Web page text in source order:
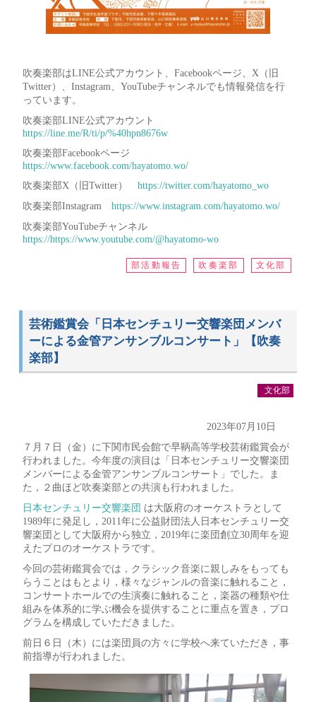
吹奏楽部はLINE公式アカウント、Facebookページ、X（旧
Twitter）、Instagram、YouTubeチャンネルでも情報発信を行
っています。
吹奏楽部LINE公式アカウント
https://line.me/R/ti/p/%40hpn8676w
吹奏楽部Facebookページ
https://www.facebook.com/hayatomo.wo/
吹奏楽部X（旧Twitter）https://twitter.com/hayatomo_wo
吹奏楽部Instagramhttps://www.instagram.com/hayatomo.wo/
吹奏楽部YouTubeチャンネル
https://https://www.youtube.com/@hayatomo-wo
部活動報告 吹奏楽部 文化部
芸術鑑賞会「日本センチュリー交響楽団メンバ
ーによる金管アンサンブルコンサート」【吹奏
楽部】
文化部
2023年07月10日
７月７日（金）に下関市民会館で早鞆高等学校芸術鑑賞会が
行われました。今年度の演目は「日本センチュリー交響楽団
メンバーによる金管アンサンブルコンサート」でした。ま
た，２曲ほど吹奏楽部との共演も行われました。
日本センチュリー交響楽団 は大阪府のオーケストラとして
1989年に発足し，2011年に公益財団法人日本センチュリー交
響楽団として大阪府から独立，2019年に楽団創立30周年を迎
えたプロのオーケストラです。
今回の芸術鑑賞会では，クラシック音楽に親しみをもっても
らうことはもとより，様々なジャンルの音楽に触れること，
コンサートホールでの生演奏に触れること，楽器の種類や仕
組みを体系的に学ぶ機会を提供することに重点を置き，プロ
グラムを構成していただきました。
前日６日（木）には楽団員の方々に学校へ来ていただき，事
前指導が行われました。